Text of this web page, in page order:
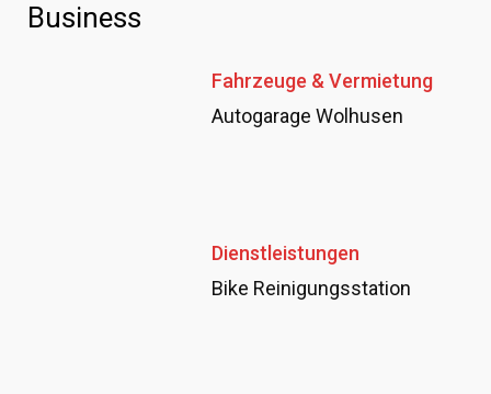
Business
Fahrzeuge & Vermietung
Autogarage Wolhusen
Dienstleistungen
Bike Reinigungsstation